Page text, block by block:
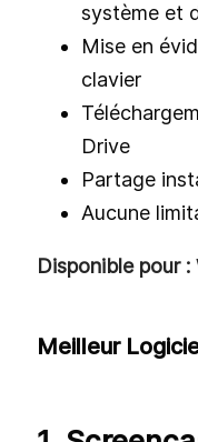
système et
Mise en
clavier
Drive
Partage
Aucune
Disponible pour :
Meilleur